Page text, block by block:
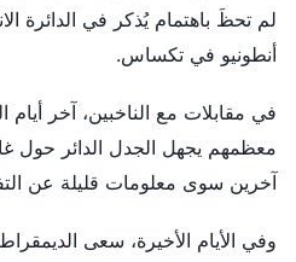
أنطونيو في تكساس.
في مقابلات مع الناخبين، آخر أيام
معظمهم يجهل الجدل الدائر حول
آخرين سوى معلومات قليلة عن
وفي الأيام الأخيرة، سعى